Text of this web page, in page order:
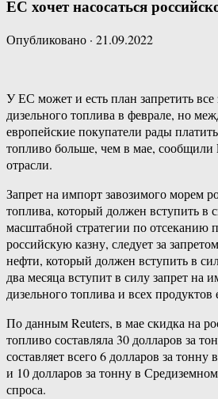
ЕС хочет насосаться
Опубликовано · 21.09.2022
У ЕС может и есть план запретить все
дизельного топлива в феврале, но
европейские покупатели рады
топливо больше, чем в мае, сообщили
отрасли.
Запрет на импорт завозимого морем
топлива, который должен вступить в
масштабной стратегии по отсеканию
российскую казну, следует за
нефти, который должен вступить в
два месяца вступит в силу запрет на
дизельного топлива и всех продуктов
По данным Reuters, в мае скидка на
топливо составляла 30 долларов за
составляет всего 6 долларов за тонну
и 10 долларов за тонну в
спроса.